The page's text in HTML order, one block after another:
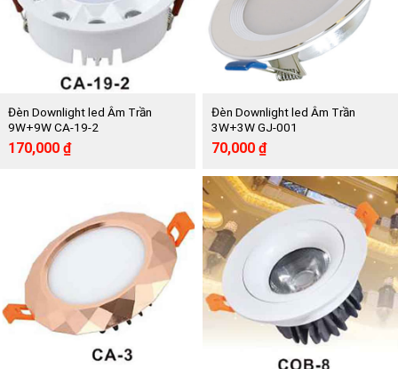
Đèn Downlight led Âm Trần
9W+9W CA-19-2
Giá
170,000 ₫Giá
hiện
Đèn Downlight led Âm Trần
3W+3W GJ-001
Giá
gốc
là:
150,000 ₫.
70,000 ₫Giá
hiện
tại
là:
70,000 ₫.